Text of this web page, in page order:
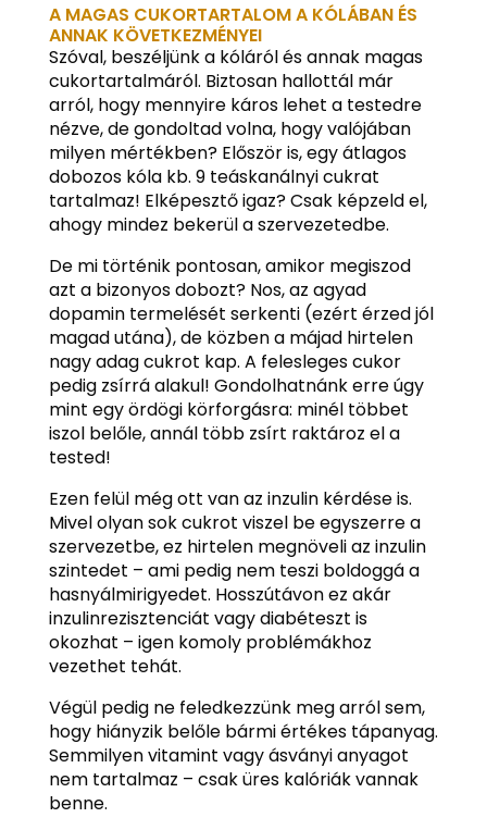
A MAGAS CUKORTARTALOM A KÓLÁBAN ÉS
ANNAK KÖVETKEZMÉNYEI
Szóval, beszéljünk a kóláról és annak magas
cukortartalmáról. Biztosan hallottál már
arról, hogy mennyire káros lehet a testedre
nézve, de gondoltad volna, hogy valójában
milyen mértékben? Először is, egy átlagos
dobozos kóla kb. 9 teáskanálnyi cukrat
tartalmaz! Elképesztő igaz? Csak képzeld el,
ahogy mindez bekerül a szervezetedbe.
De mi történik pontosan, amikor megiszod
azt a bizonyos dobozt? Nos, az agyad
dopamin termelését serkenti (ezért érzed jól
magad utána), de közben a májad hirtelen
nagy adag cukrot kap. A felesleges cukor
pedig zsírrá alakul! Gondolhatnánk erre úgy
mint egy ördögi körforgásra: minél többet
iszol belőle, annál több zsírt raktároz el a
tested!
Ezen felül még ott van az inzulin kérdése is.
Mivel olyan sok cukrot viszel be egyszerre a
szervezetbe, ez hirtelen megnöveli az inzulin
szintedet – ami pedig nem teszi boldoggá a
hasnyálmirigyedet. Hosszútávon ez akár
inzulinrezisztenciát vagy diabéteszt is
okozhat – igen komoly problémákhoz
vezethet tehát.
Végül pedig ne feledkezzünk meg arról sem,
hogy hiányzik belőle bármi értékes tápanyag.
Semmilyen vitamint vagy ásványi anyagot
nem tartalmaz – csak üres kalóriák vannak
benne.